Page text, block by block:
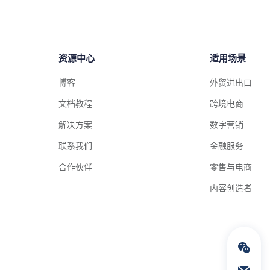
资源中心
博客
文档教程
解决方案
联系我们
合作伙伴
适用场景
外贸进出口
跨境电商
数字营销
金融服务
零售与电商
内容创造者